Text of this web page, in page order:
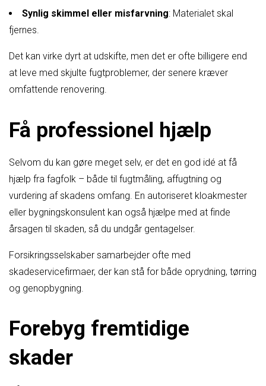
Synlig skimmel eller misfarvning: Materialet skal
fjernes.
Det kan virke dyrt at udskifte, men det er ofte billigere end
at leve med skjulte fugtproblemer, der senere kræver
omfattende renovering.
Få professionel hjælp
Selvom du kan gøre meget selv, er det en god idé at få
hjælp fra fagfolk – både til fugtmåling, affugtning og
vurdering af skadens omfang. En autoriseret kloakmester
eller bygningskonsulent kan også hjælpe med at finde
årsagen til skaden, så du undgår gentagelser.
Forsikringsselskaber samarbejder ofte med
skadeservicefirmaer, der kan stå for både oprydning, tørring
og genopbygning.
Forebyg fremtidige
skader